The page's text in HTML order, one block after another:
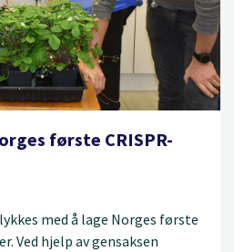
første CRISPR-
med å lage Norges første
Ved hjelp av gensaksen